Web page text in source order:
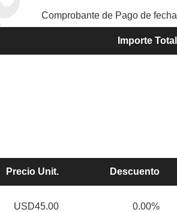
Comprobante de Pago de fecha
Importe Total
Precio Unit. Descuento
USD45.00 0.00%